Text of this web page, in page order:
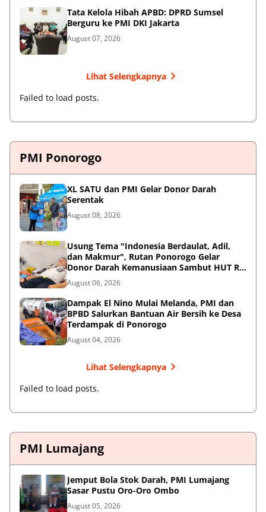
Tata Kelola Hibah APBD: DPRD Sumsel
Berguru ke PMI DKI Jakarta
August 07, 2026
Lihat Selengkapnya
Failed to load posts.
PMI Ponorogo
XL SATU dan PMI Gelar Donor Darah
Serentak
August 08, 2026
Usung Tema "Indonesia Berdaulat, Adil,
dan Makmur", Rutan Ponorogo Gelar
Donor Darah Kemanusiaan Sambut HUT RI
ke-81
August 06, 2026
Dampak El Nino Mulai Melanda, PMI dan
BPBD Salurkan Bantuan Air Bersih ke Desa
Terdampak di Ponorogo
August 04, 2026
Lihat Selengkapnya
Failed to load posts.
PMI Lumajang
Jemput Bola Stok Darah, PMI Lumajang
Sasar Pustu Oro-Oro Ombo
August 05, 2026